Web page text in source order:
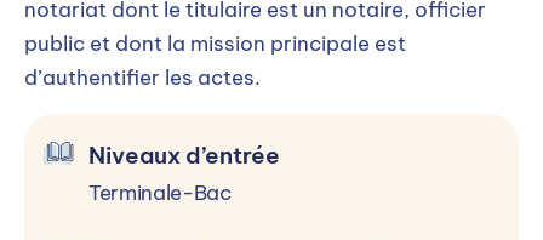
notariat dont le titulaire est un notaire, officier
public et dont la mission principale est
d’authentifier les actes.
Niveaux d’entrée
Terminale-Bac
Terminale-Bac
Le BTS CJN (ex BTS Notariat) est
baccalauréat.